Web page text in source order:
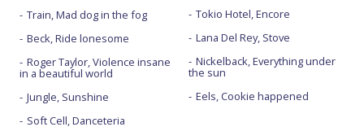
Train, Mad dog in the fog
Beck, Ride lonesome
Roger Taylor, Violence insane
in a beautiful world
Jungle, Sunshine
Soft Cell, Danceteria
Tokio Hotel, Encore
Lana Del Rey, Stove
Nickelback, Everything under
the sun
Eels, Cookie happened